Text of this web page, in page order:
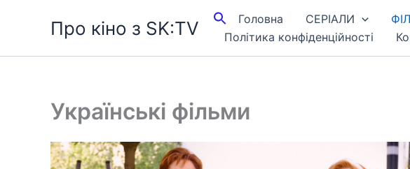
Про кіно з SK:TV Головна СЕРІАЛИ
Політика конфіденційності
Українські фільми